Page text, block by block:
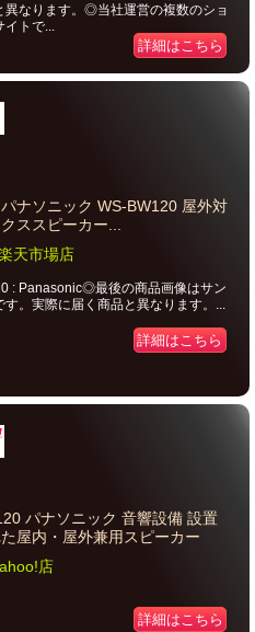
異なります。◎当社運営の複数のショ
イトで...
詳細はこちら
パナソニック WS-BW120 屋外対
ススピーカー...
天市場店
: Panasonic◎最後の商品画像はサン
す。実際に届く商品と異なります。...
詳細はこちら
パナソニック 音響設備 設置
屋内・屋外兼用スピーカー
店
詳細はこちら